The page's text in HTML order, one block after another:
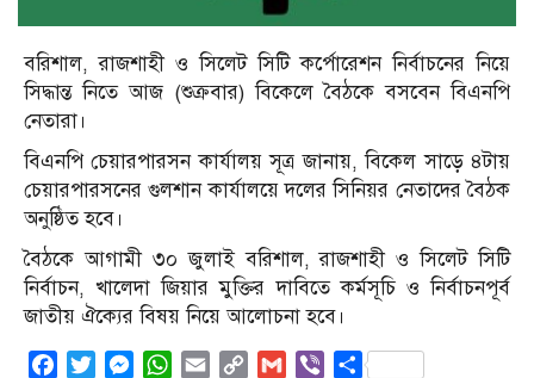
বরিশাল, রাজশাহী ও সিলেট সিটি কর্পোরেশন নির্বাচনের নিয়ে
সিদ্ধান্ত নিতে আজ (শুক্রবার) বিকেলে বৈঠকে বসবেন বিএনপি
নেতারা।
বিএনপি চেয়ারপারসন কার্যালয় সূত্র জানায়, বিকেল সাড়ে ৪টায়
চেয়ারপারসনের গুলশান কার্যালয়ে দলের সিনিয়র নেতাদের বৈঠক
অনুষ্ঠিত হবে।
বৈঠকে আগামী ৩০ জুলাই বরিশাল, রাজশাহী ও সিলেট সিটি
নির্বাচন, খালেদা জিয়ার মুক্তির দাবিতে কর্মসূচি ও নির্বাচনপূর্ব
জাতীয় ঐক্যের বিষয় নিয়ে আলোচনা হবে।
FacebookTwitterMessenger
WhatsApp
Email
Copy
Gmail ViberShare